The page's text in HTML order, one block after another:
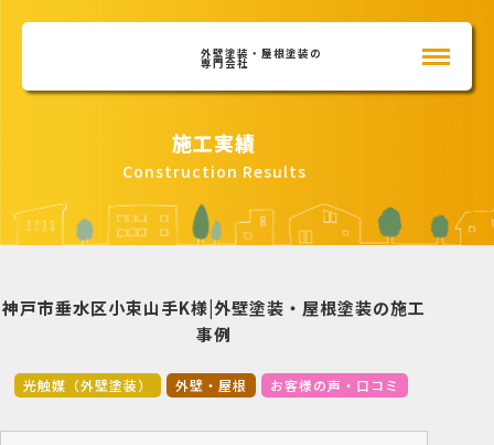
外壁塗装・屋根塗装の
専門会社
施工実績
Construction Results
神戸市垂水区小束山手K様|外壁塗装・屋根塗装の施工
事例
光触媒（外壁塗装） 外壁・屋根 お客様の声・口コミ